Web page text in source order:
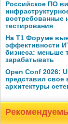
Российское ПО
востребованные
тестирования
На Т1 Форуме
эффективности
бизнеса: меньше
зарабатывать
Open Conf 2026:
представил свое
архитектуры